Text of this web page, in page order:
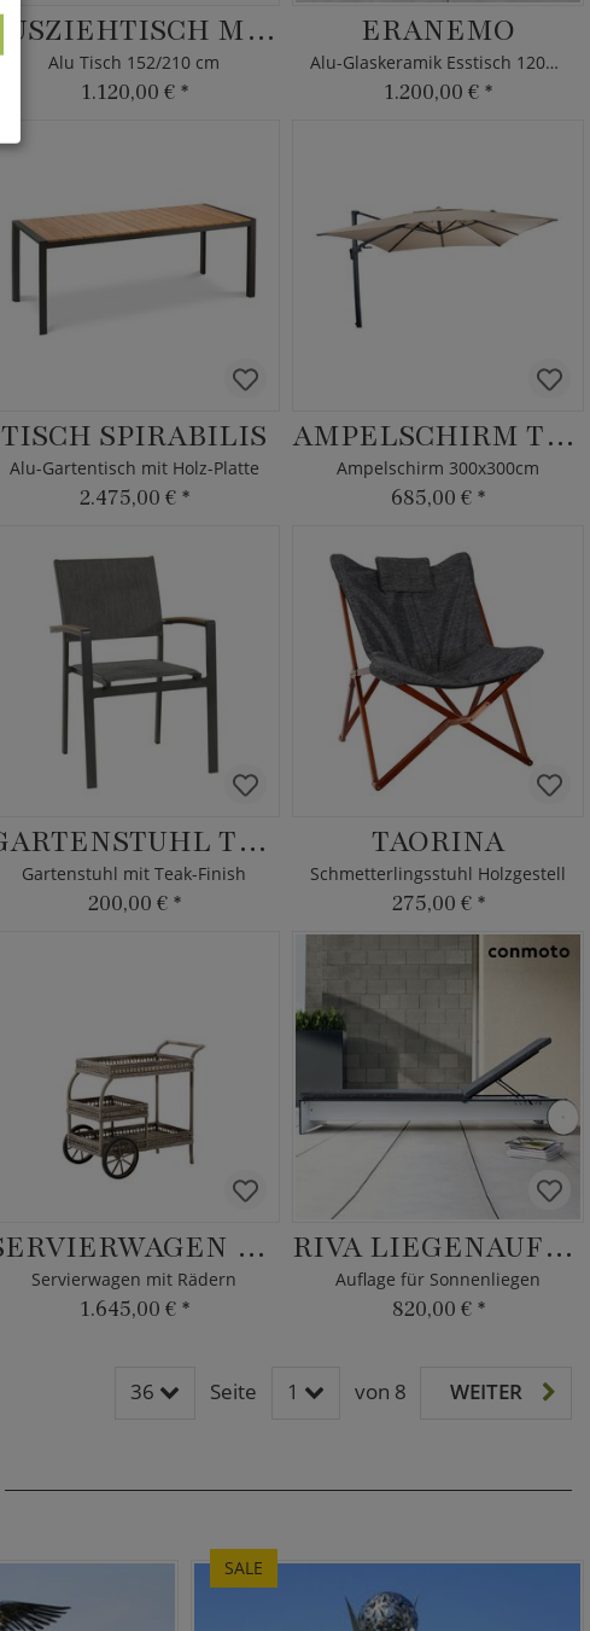
AUSZIEHTISCH MINZO
Alu Tisch 152/210 cm
1.120,00 € *
ERANEMO
Alu-Glaskeramik Esstisch 120cm
1.200,00 € *
TISCH SPIRABILIS
Alu-Gartentisch mit Holz-Platte
2.475,00 € *
AMPELSCHIRM TERMAS
Ampelschirm 300x300cm
685,00 € *
GARTENSTUHL TURIN
Gartenstuhl mit Teak-Finish
200,00 € *
TAORINA
Schmetterlingsstuhl Holzgestell
275,00 € *
SERVIERWAGEN SILJE
Servierwagen mit Rädern
1.645,00 € *
RIVA LIEGENAUFLAGE
Auflage für Sonnenliegen
820,00 € *
36 Seite 1 von 8 WEITER
SALE